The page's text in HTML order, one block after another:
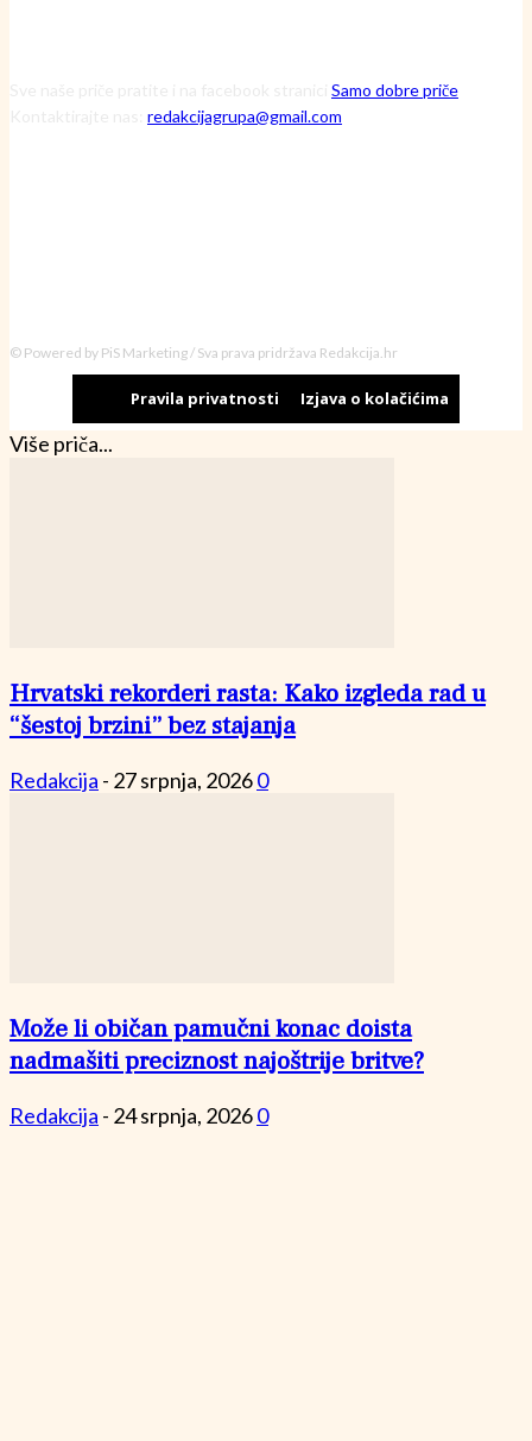
Samo dobre priče
redakcijagrupa@gmail.com
© Powered by PiS Marketing / Sva prava pridržava Redakcija.hr
Pravila privatnosti Izjava o kolačićima
Više priča...
Hrvatski rekorderi rasta: Kako izgleda rad u
“šestoj brzini” bez stajanja
Redakcija - 27 srpnja, 20260
Može li običan pamučni konac doista
nadmašiti preciznost najoštrije britve?
Redakcija - 24 srpnja, 20260